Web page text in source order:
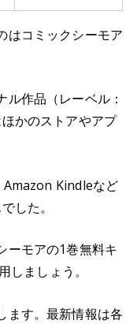
はコミックシーモア
作品（レーベル：
かのストアやアプ
Kindleなど
した。
ーモアの1巻無料キ
しましょう。
ます。最新情報は各